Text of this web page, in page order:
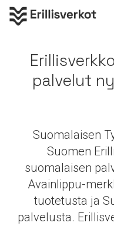
palvelut
Suomalaisen
Suomen
suomalaisen
Avainlippu-
tuotetusta ja
palvelusta.